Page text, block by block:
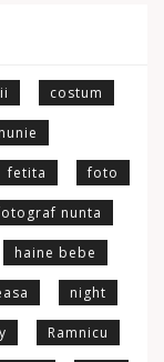
costum
fetita foto
nunta
haine bebe
night
Ramnicu